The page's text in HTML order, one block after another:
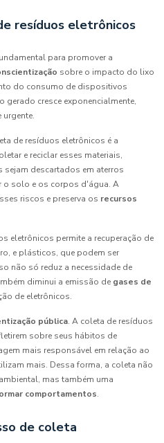
resíduos eletrônicos
para promover a
sobre o impacto do lixo
do consumo de dispositivos
cresce exponencialmente,
de resíduos eletrônicos é a
e reciclar esses materiais,
descartados em aterros
o solo e os corpos d'água. A
riscos e preserva os recursos
eletrônicos permite a recuperação de
e plásticos, que podem ser
não só reduz a necessidade de
diminui a emissão de gases de
de eletrônicos.
pública. A coleta de resíduos
sobre seus hábitos de
mais responsável em relação ao
mais. Dessa forma, a coleta não
mas também uma
comportamentos.
de coleta